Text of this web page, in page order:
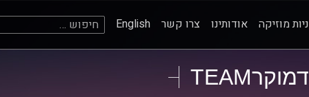
מוזיקה אודותינו צרו קשר English חיפוש:
דמוקרTEAM